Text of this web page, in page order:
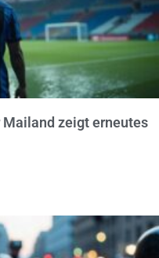
Mailand zeigt erneutes